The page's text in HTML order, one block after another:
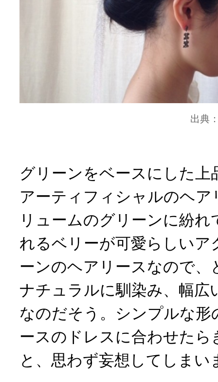
出典
グリーンをベースにした上
アーティフィシャルのヘア
リュームのグリーンに紛
れるベリーが可愛らしいア
ーンのヘアリースなので
ナチュラルに馴染み、幅広
なのだそう。シンプルな
ースのドレスに合わせたら
と、思わず妄想してしまい